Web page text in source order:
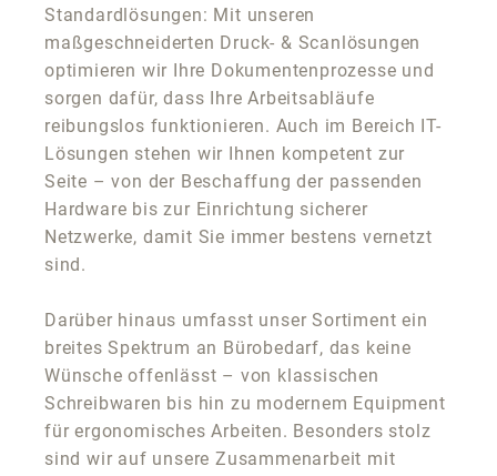
Standardlösungen: Mit unseren
maßgeschneiderten Druck- & Scanlösungen
optimieren wir Ihre Dokumentenprozesse und
sorgen dafür, dass Ihre Arbeitsabläufe
reibungslos funktionieren. Auch im Bereich IT-
Lösungen stehen wir Ihnen kompetent zur
Seite – von der Beschaffung der passenden
Hardware bis zur Einrichtung sicherer
Netzwerke, damit Sie immer bestens vernetzt
sind.
Darüber hinaus umfasst unser Sortiment ein
breites Spektrum an Bürobedarf, das keine
Wünsche offenlässt – von klassischen
Schreibwaren bis hin zu modernem Equipment
für ergonomisches Arbeiten. Besonders stolz
sind wir auf unsere Zusammenarbeit mit